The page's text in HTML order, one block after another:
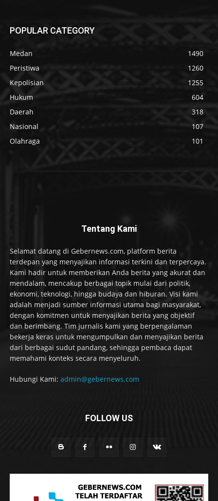
POPULAR CATEGORY
Medan
1490
Peristiwa
1260
Kepolisian
1255
Hukum
604
Daerah
318
Nasional
107
Olahraga
101
Tentang Kami
Selamat datang di Gebernews.com, platform berita
terdepan yang menyajikan informasi terkini dan terpercaya.
Kami hadir untuk memberikan Anda berita yang akurat dan
mendalam, mencakup berbagai topik mulai dari politik,
ekonomi, teknologi, hingga budaya dan hiburan. Visi kami
adalah menjadi sumber informasi utama bagi masyarakat,
dengan komitmen untuk menyajikan berita yang objektif
dan berimbang. Tim jurnalis kami yang berpengalaman
bekerja keras untuk mengumpulkan dan menyajikan berita
dari berbagai sudut pandang, sehingga pembaca dapat
memahami konteks secara menyeluruh.
Hubungi Kami: admin@gebernews.com
FOLLOW US